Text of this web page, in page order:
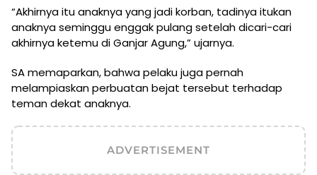
“Akhirnya itu anaknya yang jadi korban, tadinya itukan
anaknya seminggu enggak pulang setelah dicari-cari
akhirnya ketemu di Ganjar Agung,” ujarnya.
SA memaparkan, bahwa pelaku juga pernah
melampiaskan perbuatan bejat tersebut terhadap
teman dekat anaknya.
ADVERTISEMENT